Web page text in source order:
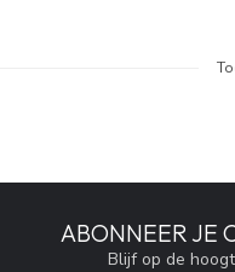
ABONNEER JE
Blijf op de